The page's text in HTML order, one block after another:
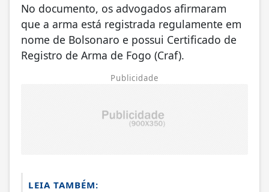
No documento, os advogados afirmaram
que a arma está registrada regulamente em
nome de Bolsonaro e possui Certificado de
Registro de Arma de Fogo (Craf).
Publicidade
LEIA TAMBÉM: